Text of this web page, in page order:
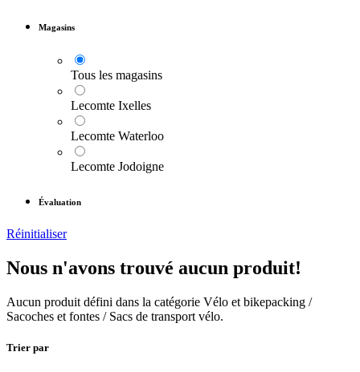
Magasins
Tous les magasins
Lecomte Ixelles
Lecomte Waterloo
Lecomte Jodoigne
Évaluation
Réinitialiser
Nous n'avons trouvé aucun produit!
Aucun produit défini dans la catégorie Vélo et bikepacking /
Sacoches et fontes / Sacs de transport vélo.
Trier par